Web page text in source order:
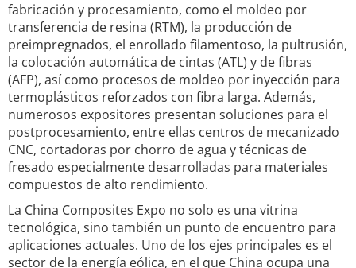
fabricación y procesamiento, como el moldeo por
transferencia de resina (RTM), la producción de
preimpregnados, el enrollado filamentoso, la pultrusión,
la colocación automática de cintas (ATL) y de fibras
(AFP), así como procesos de moldeo por inyección para
termoplásticos reforzados con fibra larga. Además,
numerosos expositores presentan soluciones para el
postprocesamiento, entre ellas centros de mecanizado
CNC, cortadoras por chorro de agua y técnicas de
fresado especialmente desarrolladas para materiales
compuestos de alto rendimiento.
La China Composites Expo no solo es una vitrina
tecnológica, sino también un punto de encuentro para
aplicaciones actuales. Uno de los ejes principales es el
sector de la energía eólica, en el que China ocupa una